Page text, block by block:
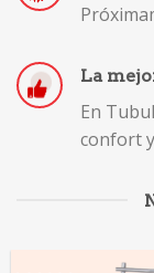
La
En
confort